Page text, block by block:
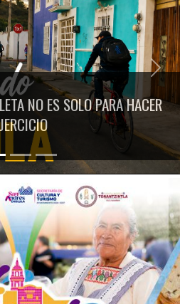
NO ES SOLO PARA HACER
Next